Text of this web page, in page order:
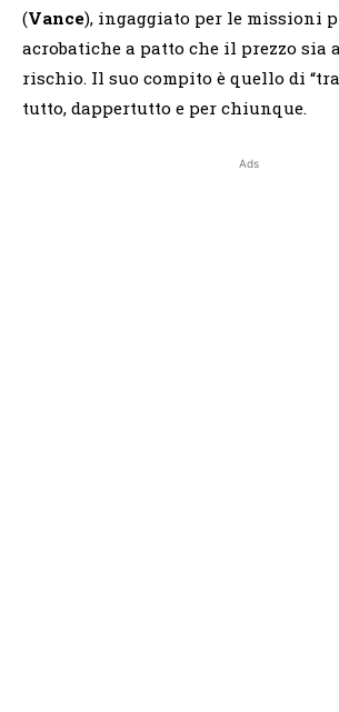
(Vance), ingaggiato per le missioni
acrobatiche a patto che il prezzo sia
rischio. Il suo compito è quello di
tutto, dappertutto e per chiunque.
Ads